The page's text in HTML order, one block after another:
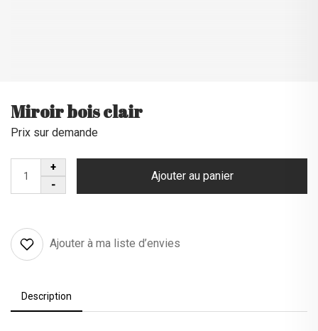
Miroir bois clair
Prix sur demande
Ajouter au panier
Ajouter à ma liste d’envies
Description